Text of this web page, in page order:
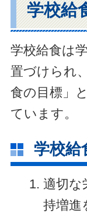
学校給
学校給食は
置づけられ
食の目標」
ています。
学校給
適切な
持増進